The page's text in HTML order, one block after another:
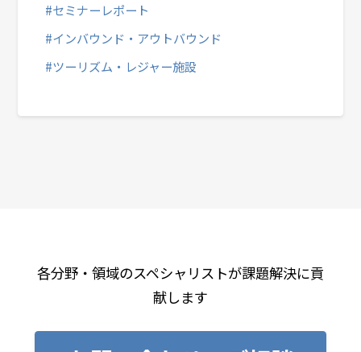
#セミナーレポート
#インバウンド・アウトバウンド
#ツーリズム・レジャー施設
各分野・領域のスペシャリストが課題解決に貢
献します